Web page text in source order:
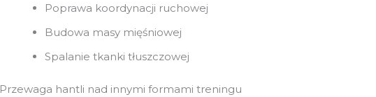
Poprawa koordynacji ruchowej
Budowa masy mięśniowej
Spalanie tkanki tłuszczowej
Przewaga hantli nad innymi formami treningu